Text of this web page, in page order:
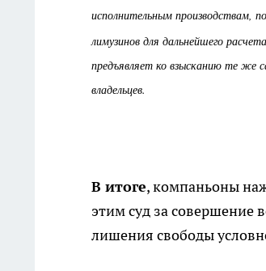
исполнительным производствам,
лимузинов для дальнейшего
предъявляет ко взысканию те же
владельцев.
В итоге, компаньоны
этим суд за совершение
лишения свободы